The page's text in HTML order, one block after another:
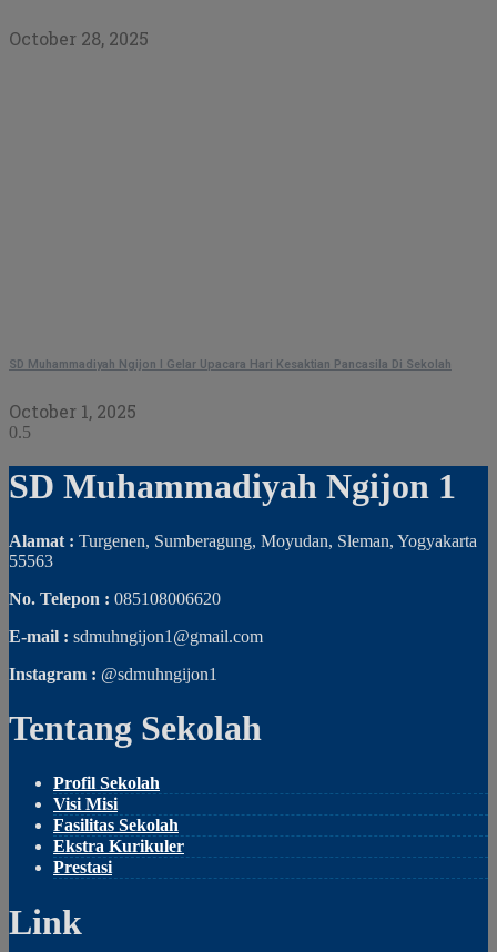
October 28, 2025
SD Muhammadiyah Ngijon I Gelar Upacara Hari Kesaktian Pancasila Di Sekolah
October 1, 2025
SD Muhammadiyah Ngijon 1
Alamat : Turgenen, Sumberagung, Moyudan, Sleman, Yogyakarta
55563
No. Telepon : 085108006620
E-mail : sdmuhngijon1@gmail.com
Instagram : @sdmuhngijon1
Tentang Sekolah
Profil Sekolah
Visi Misi
Fasilitas Sekolah
Ekstra Kurikuler
Prestasi
Link